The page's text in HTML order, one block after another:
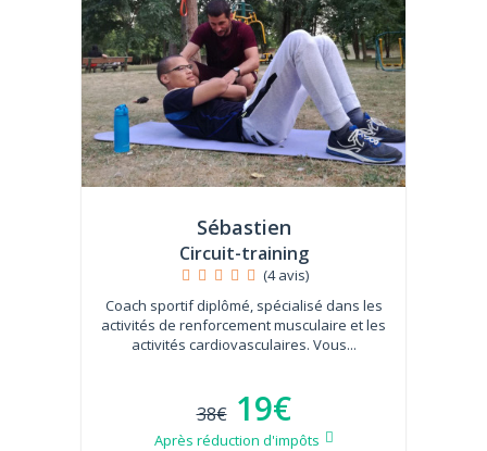
Sébastien
Circuit-training
(4 avis)
Coach sportif diplômé, spécialisé dans les
activités de renforcement musculaire et les
activités cardiovasculaires. Vous...
38€ 19€
Après réduction d'impôts